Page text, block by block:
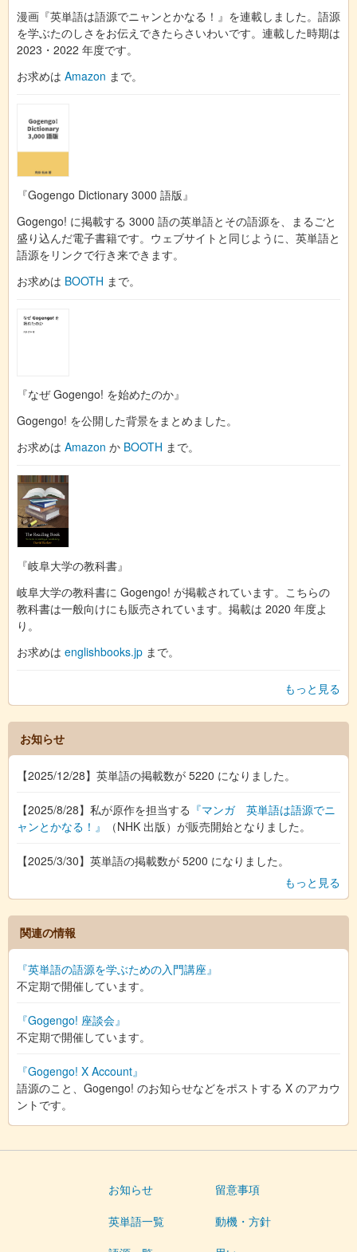
漫画『英単語は語源でニャンとかなる！』を連載しました。語源
を学ぶたのしさをお伝えできたらさいわいです。連載した時期は
2023・2022 年度です。
お求めは Amazon まで。
『Gogengo Dictionary 3000 語版』
Gogengo! に掲載する 3000 語の英単語とその語源を、まるごと
盛り込んだ電子書籍です。ウェブサイトと同じように、英単語と
語源をリンクで行き来できます。
お求めは BOOTH まで。
『なぜ Gogengo! を始めたのか』
Gogengo! を公開した背景をまとめました。
お求めは Amazon か BOOTH まで。
『岐阜大学の教科書』
岐阜大学の教科書に Gogengo! が掲載されています。こちらの
教科書は一般向けにも販売されています。掲載は 2020 年度よ
り。
お求めは englishbooks.jp まで。
もっと見る
お知らせ
【2025/12/28】英単語の掲載数が 5220 になりました。
【2025/8/28】私が原作を担当する 『マンガ 英単語は語源でニ
ャンとかなる！』
（NHK 出版）が販売開始となりました。
【2025/3/30】英単語の掲載数が 5200 になりました。
もっと見る
関連の情報
『英単語の語源を学ぶための入門講座』
不定期で開催しています。
『Gogengo! 座談会』
不定期で開催しています。
『Gogengo! X Account』
語源のこと、Gogengo! のお知らせなどをポストする X のアカウ
ントです。
お知らせ
英単語一覧
留意事項
動機・方針